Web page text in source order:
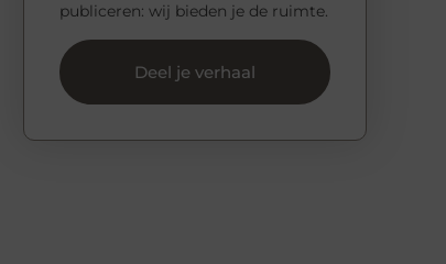
publiceren: wij bieden je de ruimte.
Deel je verhaal